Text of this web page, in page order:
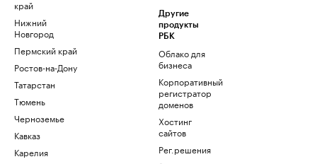
край
Нижний
Новгород
Пермский край
Ростов-на-Дону
Татарстан
Тюмень
Черноземье
Кавказ
Карелия
Другие
продукты
РБК
Облако для
бизнеса
Корпоративный
регистратор
доменов
Хостинг
сайтов
Рег.решения